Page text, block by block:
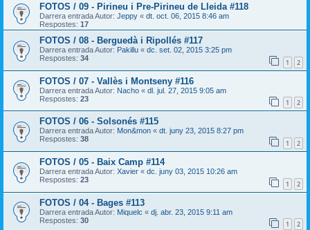
FOTOS / 09 - Pirineu i Pre-Pirineu de Lleida #118
Darrera entrada Autor: Jeppy « dt. oct. 06, 2015 8:46 am
Respostes: 17
FOTOS / 08 - Berguedà i Ripollés #117
Darrera entrada Autor: Pakillu « dc. set. 02, 2015 3:25 pm
Respostes: 34 1 2
FOTOS / 07 - Vallès i Montseny #116
Darrera entrada Autor: Nacho « dl. jul. 27, 2015 9:05 am
Respostes: 23 1 2
FOTOS / 06 - Solsonés #115
Darrera entrada Autor: Mon&mon « dt. juny 23, 2015 8:27 pm
Respostes: 38 1 2
FOTOS / 05 - Baix Camp #114
Darrera entrada Autor: Xavier « dc. juny 03, 2015 10:26 am
Respostes: 23 1 2
FOTOS / 04 - Bages #113
Darrera entrada Autor: Miquelc « dj. abr. 23, 2015 9:11 am
Respostes: 30 1 2